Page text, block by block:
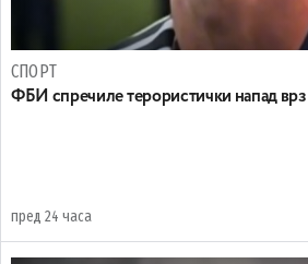
СПОРТ
ФБИ спречиле терористички напад
пред 24 часа